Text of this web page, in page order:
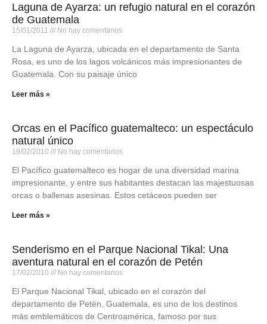
Laguna de Ayarza: un refugio natural en el corazón
de Guatemala
15/01/2011 No hay comentarios
La Laguna de Ayarza, ubicada en el departamento de Santa
Rosa, es uno de los lagos volcánicos más impresionantes de
Guatemala. Con su paisaje único
Leer más »
Orcas en el Pacífico guatemalteco: un espectáculo
natural único
19/02/2010 No hay comentarios
El Pacífico guatemalteco es hogar de una diversidad marina
impresionante, y entre sus habitantes destacan las majestuosas
orcas o ballenas asesinas. Estos cetáceos pueden ser
Leer más »
Senderismo en el Parque Nacional Tikal: Una
aventura natural en el corazón de Petén
17/02/2010 No hay comentarios
El Parque Nacional Tikal, ubicado en el corazón del
departamento de Petén, Guatemala, es uno de los destinos
más emblemáticos de Centroamérica, famoso por sus